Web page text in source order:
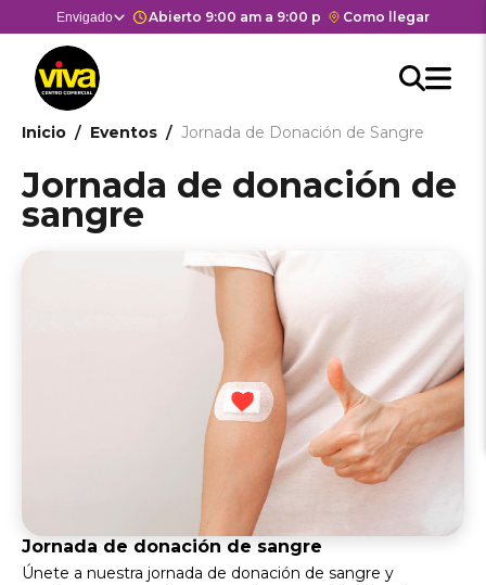
al
contenido
principal
Selector
de
centros
comerciales
Estás en:
Estás en
Envigado Horario de apertura y cierre del
Abierto 9:00 am a 9:00 pmEnlace
redirección
Maps
del
centro
Como llegar
form
Buscar
Ruta
de
navegación
Inicio Eventos Jornada de Donación de Sangre
Jornada de donación de
sangre
Jornada de donación de sangre
Únete a nuestra jornada de donación de sangre y